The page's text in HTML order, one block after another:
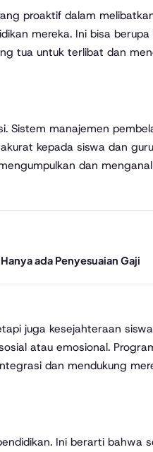
proaktif dalam
mereka. Ini bisa
tua untuk terlibat dan
Sistem manajemen
kepada siswa dan
dan
ada Penyesuaian Gaji
juga kesejahteraan
atau emosional.
dan mendukung
Ini berarti bahwa